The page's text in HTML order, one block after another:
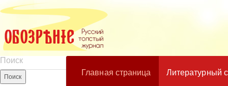
Главная страница Литературный